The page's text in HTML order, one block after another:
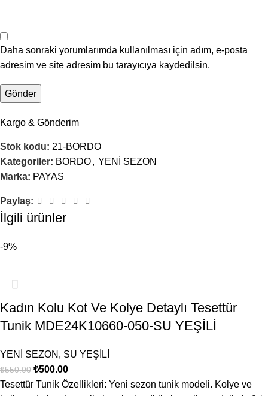
Daha sonraki yorumlarımda kullanılması için adım, e-posta
adresim ve site adresim bu tarayıcıya kaydedilsin.
Kargo & Gönderim
Stok kodu: 21-BORDO
Kategoriler: BORDO, YENİ SEZON
Marka: PAYAS
Paylaş:
İlgili ürünler
-9%
Kadın Kolu Kot Ve Kolye Detaylı Tesettür
Tunik MDE24K10660-050-SU YEŞİLİ
YENİ SEZON , SU YEŞİLİ
₺550.00 ₺500.00
Tesettür Tunik Özellikleri: Yeni sezon tunik modeli. Kolye ve